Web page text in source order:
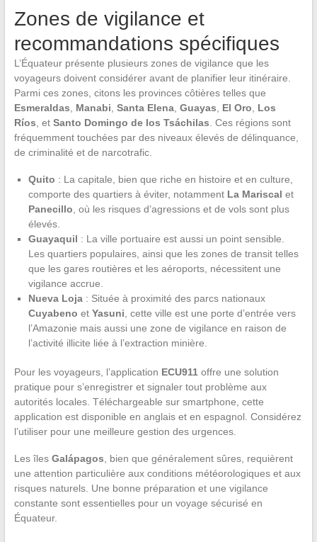
Zones de vigilance et
recommandations spécifiques
L’Équateur présente plusieurs zones de vigilance que les
voyageurs doivent considérer avant de planifier leur itinéraire.
Parmi ces zones, citons les provinces côtières telles que
Esmeraldas, Manabi, Santa Elena, Guayas, El Oro, Los
Ríos, et Santo Domingo de los Tsáchilas. Ces régions sont
fréquemment touchées par des niveaux élevés de délinquance,
de criminalité et de narcotrafic.
Quito : La capitale, bien que riche en histoire et en culture,
comporte des quartiers à éviter, notamment La Mariscal et
Panecillo, où les risques d’agressions et de vols sont plus
élevés.
Guayaquil : La ville portuaire est aussi un point sensible.
Les quartiers populaires, ainsi que les zones de transit telles
que les gares routières et les aéroports, nécessitent une
vigilance accrue.
Nueva Loja: Située à proximité des parcs nationaux
Cuyabeno et Yasuni, cette ville est une porte d’entrée vers
l’Amazonie mais aussi une zone de vigilance en raison de
l’activité illicite liée à l’extraction minière.
Pour les voyageurs, l’application ECU911offre une solution
pratique pour s’enregistrer et signaler tout problème aux
autorités locales. Téléchargeable sur smartphone, cette
application est disponible en anglais et en espagnol. Considérez
l’utiliser pour une meilleure gestion des urgences.
Les îles Galápagos, bien que généralement sûres, requièrent
une attention particulière aux conditions météorologiques et aux
risques naturels. Une bonne préparation et une vigilance
constante sont essentielles pour un voyage sécurisé en
Équateur.